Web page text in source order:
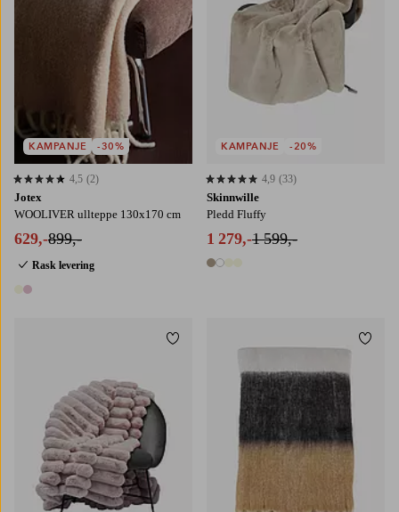
Jotex
WOOLIVER ullteppe 130x170 cm
629,-899,-
Rask levering
2 farger
4,5 basert på 2 karaktergivninger
4,5 (2)
KAMPANJE -30%
Skinnwille
Pledd Fluffy
1 279,-1 599,-
4 farger
4,9 basert på 33 karaktergivninger
4,9 (33)
KAMPANJE -20%
Legg til favoritter